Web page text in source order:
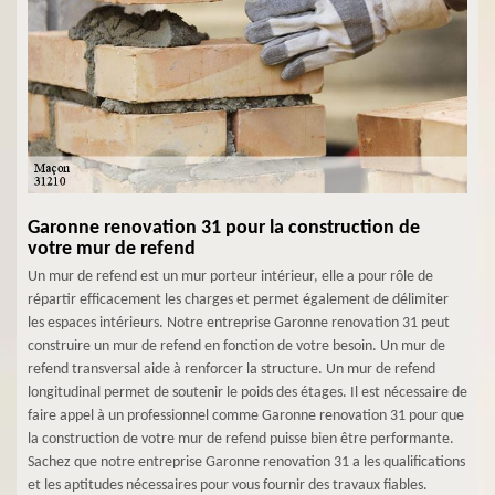
Garonne renovation 31 pour la construction de
votre mur de refend
Un mur de refend est un mur porteur intérieur, elle a pour rôle de
répartir efficacement les charges et permet également de délimiter
les espaces intérieurs. Notre entreprise Garonne renovation 31 peut
construire un mur de refend en fonction de votre besoin. Un mur de
refend transversal aide à renforcer la structure. Un mur de refend
longitudinal permet de soutenir le poids des étages. Il est nécessaire de
faire appel à un professionnel comme Garonne renovation 31 pour que
la construction de votre mur de refend puisse bien être performante.
Sachez que notre entreprise Garonne renovation 31 a les qualifications
et les aptitudes nécessaires pour vous fournir des travaux fiables.